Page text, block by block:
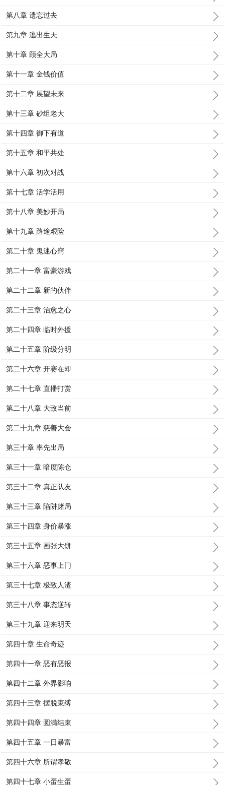
第八章 遗忘过去
第九章 逃出生天
第十章 顾全大局
第十一章 金钱价值
第十二章 展望未来
第十三章 砂组老大
第十四章 御下有道
第十五章 和平共处
第十六章 初次对战
第十七章 活学活用
第十八章 美妙开局
第十九章 路途艰险
第二十章 鬼迷心窍
第二十一章 富豪游戏
第二十二章 新的伙伴
第二十三章 治愈之心
第二十四章 临时外援
第二十五章 阶级分明
第二十六章 开赛在即
第二十七章 直播打赏
第二十八章 大敌当前
第二十九章 慈善大会
第三十章 率先出局
第三十一章 暗度陈仓
第三十二章 真正队友
第三十三章 陷阱赌局
第三十四章 身价暴涨
第三十五章 画张大饼
第三十六章 恶事上门
第三十七章 极致人渣
第三十八章 事态逆转
第三十九章 迎来明天
第四十章 生命奇迹
第四十一章 恶有恶报
第四十二章 外界影响
第四十三章 摆脱束缚
第四十四章 圆满结束
第四十五章 一日暴富
第四十六章 所谓孝敬
第四十七章 小蛋生蛋